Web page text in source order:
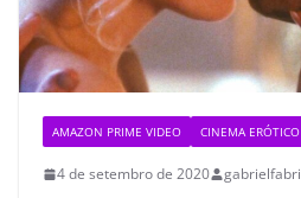
AMAZON PRIME VIDEO CINEMA ERÓTICO
4 de setembro de 2020 gabrielfabri